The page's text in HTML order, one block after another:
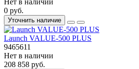
0 руб.
Уточнить наличие
Launch VALUE-500 PLUS
9465611
Нет в наличии
208 858 руб.